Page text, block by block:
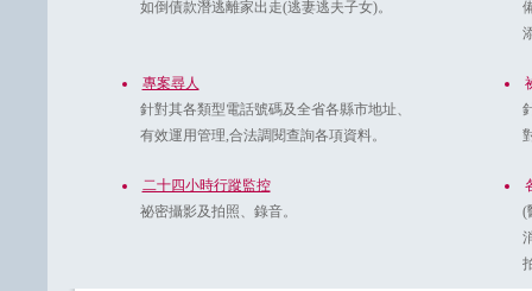
如倒債款潛逃離家出走(逃妻逃夫子女)。
專案尋人
針對其各類型電話號碼及全省各縣市地址、
有效運用管理,合法調閱查詢各項資料。
二十四小時行蹤監控
祕密攝影及拍照、錄音。
(